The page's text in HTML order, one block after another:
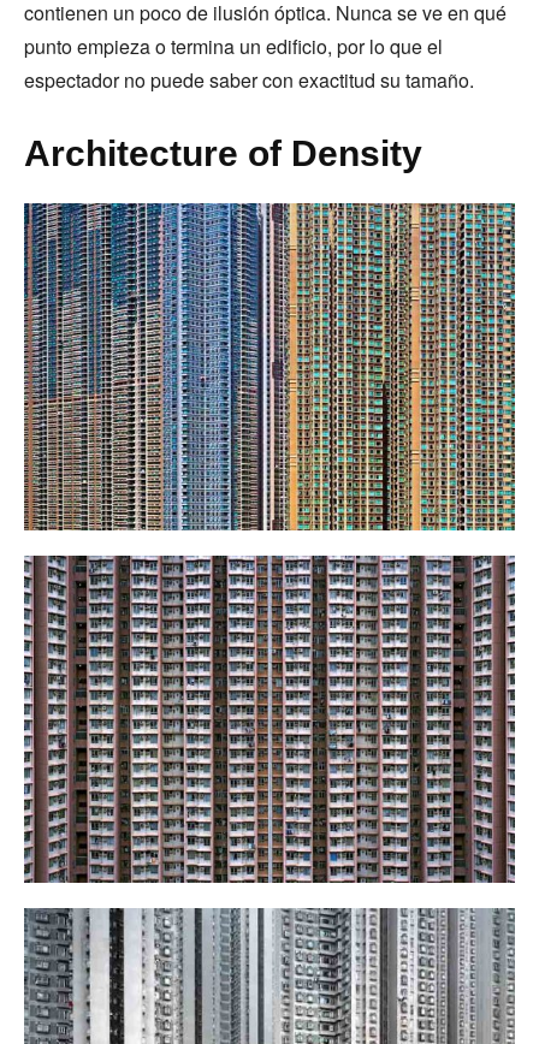
contienen un poco de ilusión óptica. Nunca se ve en qué
punto empieza o termina un edificio, por lo que el
espectador no puede saber con exactitud su tamaño.
Architecture of Density